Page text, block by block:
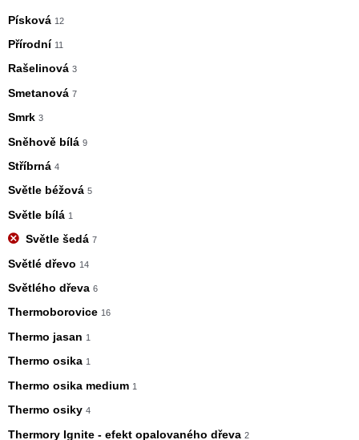
Písková 12
Přírodní 11
Rašelinová 3
Smetanová 7
Smrk 3
Sněhově bílá 9
Stříbrná 4
Světle béžová 5
Světle bílá 1
Světle šedá 7
Světlé dřevo 14
Světlého dřeva 6
Thermoborovice 16
Thermo jasan 1
Thermo osika 1
Thermo osika medium 1
Thermo osiky 4
Thermory Ignite - efekt opalovaného dřeva 2